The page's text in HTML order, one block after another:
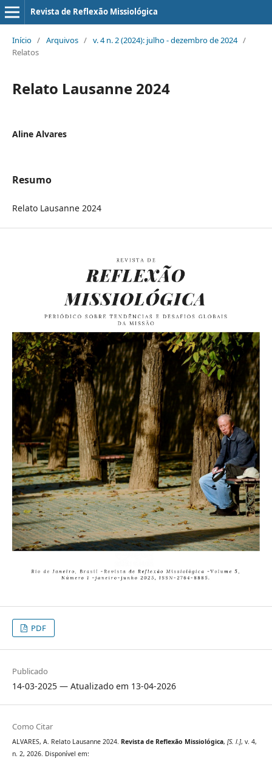
Revista de Reflexão Missiológica
Início / Arquivos / v. 4 n. 2 (2024): julho - dezembro de 2024 /
Relatos
Relato Lausanne 2024
Aline Alvares
Resumo
Relato Lausanne 2024
PDF
Publicado
14-03-2025 — Atualizado em 13-04-2026
Como Citar
ALVARES, A. Relato Lausanne 2024. Revista de Reflexão Missiológica, [S. l.], v. 4,
n. 2, 2026. Disponível em: